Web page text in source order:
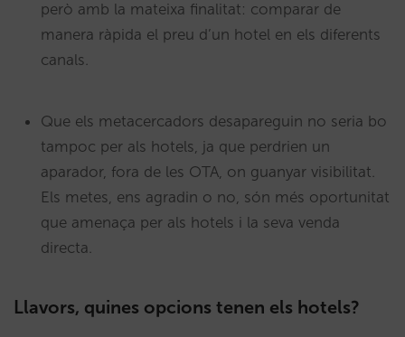
però amb la mateixa finalitat: comparar de
manera ràpida el preu d’un hotel en els diferents
canals.
Que els metacercadors desapareguin no seria bo
tampoc per als hotels, ja que perdrien un
aparador, fora de les OTA, on guanyar visibilitat.
Els metes, ens agradin o no, són més oportunitat
que amenaça per als hotels i la seva venda
directa.
Llavors, quines opcions tenen els hotels?